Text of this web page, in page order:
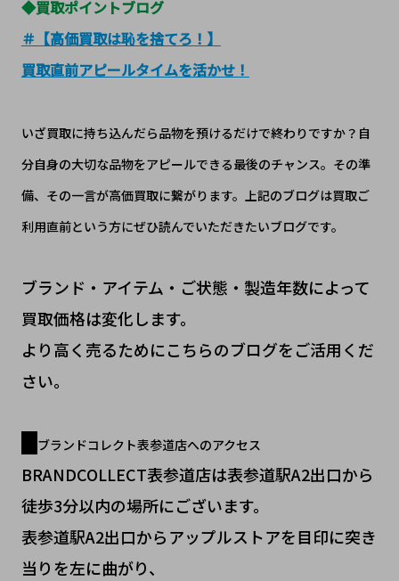
◆買取ポイントブログ
＃【高価買取は恥を捨てろ！】
買取直前アピールタイムを活かせ！
いざ買取に持ち込んだら品物を預けるだけで終わりですか？自
分自身の大切な品物をアピールできる最後のチャンス。その準
備、その一言が高価買取に繋がります。上記のブログは買取ご
利用直前という方にぜひ読んでいただきたいブログです。
ブランド・アイテム・ご状態・製造年数によって
買取価格は変化します。
より高く売るためにこちらのブログをご活用くだ
さい。
ブランドコレクト表参道店へのアクセス
BRANDCOLLECT表参道店は表参道駅A2出口から
徒歩3分以内の場所にございます。
表参道駅A2出口からアップルストアを目印に突き
当りを左に曲がり、